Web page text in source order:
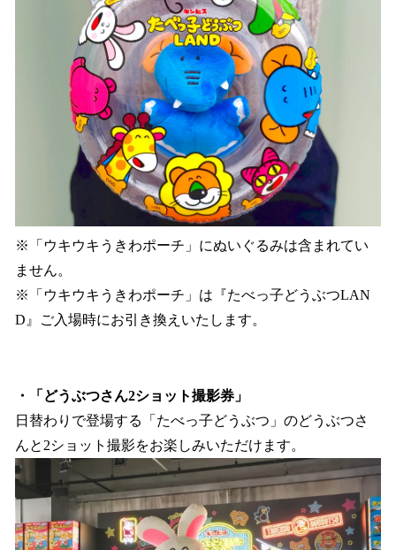
※「ウキウキうきわポーチ」にぬいぐるみは含まれてい
ません。
※「ウキウキうきわポーチ」は『たべっ子どうぶつLAN
D』ご入場時にお引き換えいたします。
・「どうぶつさん2ショット撮影券」
日替わりで登場する「たべっ子どうぶつ」のどうぶつさ
んと2ショット撮影をお楽しみいただけます。